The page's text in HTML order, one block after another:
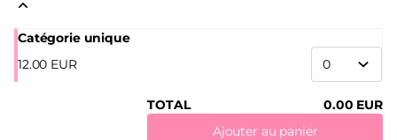
Catégorie unique
12.00 EUR
TOTAL 0.00 EUR
Ajouter au panier